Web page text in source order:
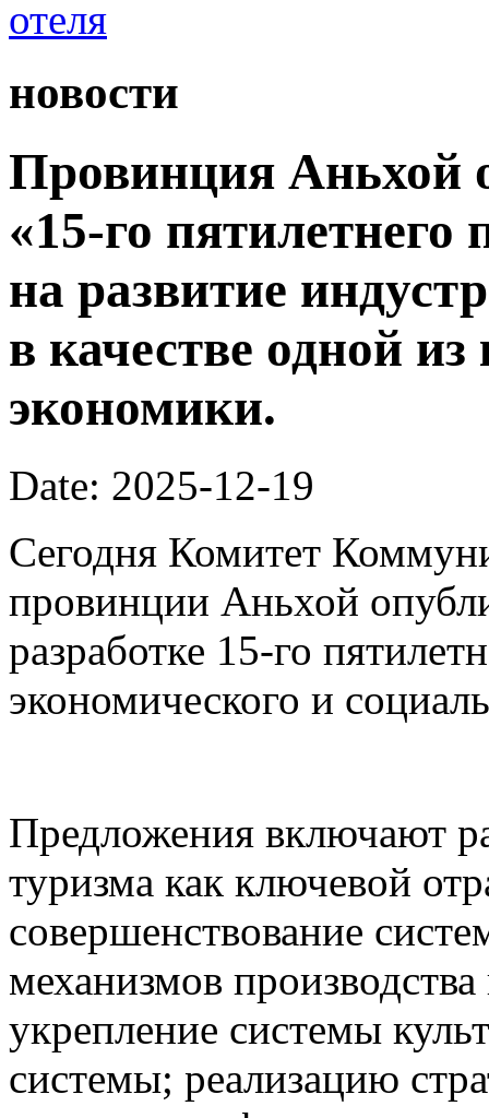
новости
Провинция Аньхой
«15-го
на развитие
в качестве одной
экономики.
Date: 2025-12-19
Сегодня Комитет
провинции Аньхой
разработке 15-го
экономического и
Предложения включают
туризма как ключевой
совершенствование
механизмов
укрепление системы
системы; реализацию